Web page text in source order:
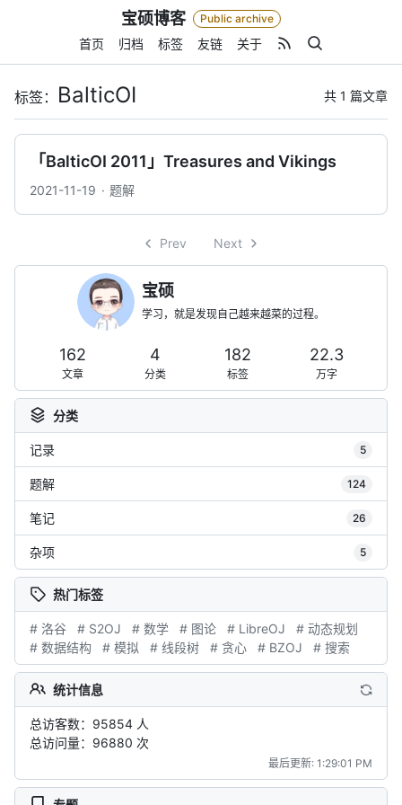
宝硕博客 Public archive
首页 归档 标签 友链 关于
标签： BalticOI 共 1 篇文章
「BalticOI 2011」Treasures and Vikings
2021-11-19 题解
Prev Next
宝硕
学习，就是发现自己越来越菜的过程。
162
文章
4
分类
182
标签
22.3
万字
分类
记录 5
题解 124
笔记 26
杂项 5
热门标签
# 洛谷 # S2OJ # 数学 # 图论 # LibreOJ
# 动态规划
# 数据结构
# 模拟 # 线段树 # 贪心 # BZOJ # 搜索
统计信息
总访客数：95854 人
总访问量：96880 次
最后更新: 1:29:01 PM